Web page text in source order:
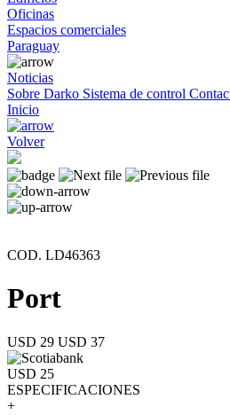
Oficinas
Espacios comerciales
Paraguay
Noticias
Sobre Darko Sistema de control
Inicio
Volver
COD. LD46363
Port
USD 29 USD 37
USD 25
ESPECIFICACIONES
+